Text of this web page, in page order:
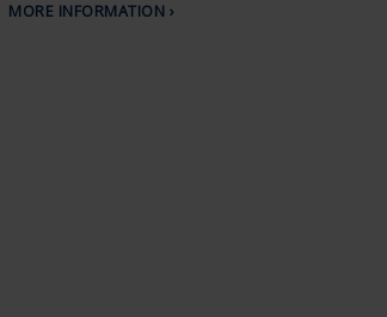
MORE INFORMATION ›